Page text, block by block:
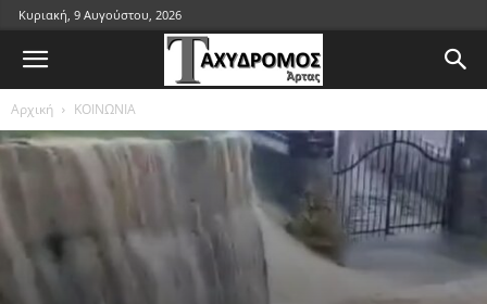
Κυριακή, 9 Αυγούστου, 2026
Αρχική ΚΟΙΝΩΝΙΑ